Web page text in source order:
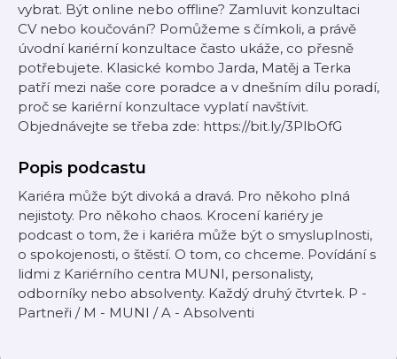
vybrat. Být online nebo offline? Zamluvit konzultaci
CV nebo koučování? Pomůžeme s čímkoli, a právě
úvodní kariérní konzultace často ukáže, co přesně
potřebujete. Klasické kombo Jarda, Matěj a Terka
patří mezi naše core poradce a v dnešním dílu poradí,
proč se kariérní konzultace vyplatí navštívit.
Objednávejte se třeba zde: https://bit.ly/3PlbOfG
Popis podcastu
Kariéra může být divoká a dravá. Pro někoho plná
nejistoty. Pro někoho chaos. Krocení kariéry je
podcast o tom, že i kariéra může být o smysluplnosti,
o spokojenosti, o štěstí. O tom, co chceme. Povídání s
lidmi z Kariérního centra MUNI, personalisty,
odborníky nebo absolventy. Každý druhý čtvrtek. P -
Partneři / M - MUNI / A - Absolventi